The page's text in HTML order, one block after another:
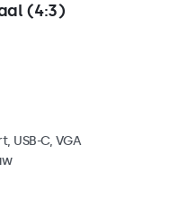
(4:3)
USB-C, VGA